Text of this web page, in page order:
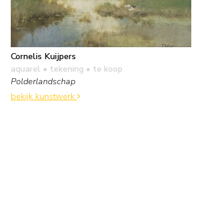
Cornelis Kuijpers
aquarel • tekening • te koop
Polderlandschap
bekijk kunstwerk